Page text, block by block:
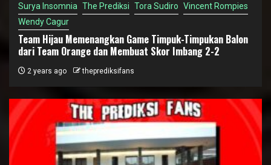
Surya Insomnia The Prediksi Tora Sudiro Vincent Rompies
Wendy Cagur
Team Hijau Memenangkan Game Timpuk-Timpukan Balon
dari Team Orange dan Membuat Skor Imbang 2-2
2 years ago theprediksifans